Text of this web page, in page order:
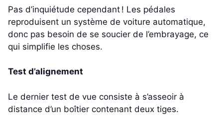
Pas d’inquiétude cependant ! Les pédales
reproduisent un système de voiture automatique,
donc pas besoin de se soucier de l’embrayage, ce
qui simplifie les choses.
Test d’alignement
Le dernier test de vue consiste à s’asseoir à
distance d’un boîtier contenant deux tiges.